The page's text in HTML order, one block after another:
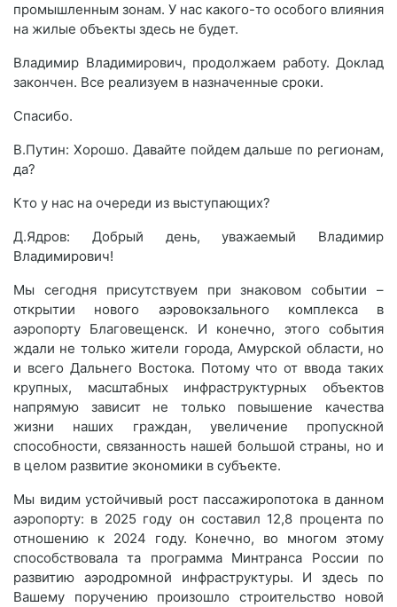
промышленным зонам. У нас какого-то особого влияния
на жилые объекты здесь не будет.
Владимир Владимирович, продолжаем работу. Доклад
закончен. Все реализуем в назначенные сроки.
Спасибо.
В.Путин: Хорошо. Давайте пойдем дальше по регионам,
да?
Кто у нас на очереди из выступающих?
Д.Ядров: Добрый день, уважаемый Владимир
Владимирович!
Мы сегодня присутствуем при знаковом событии –
открытии нового аэровокзального комплекса в
аэропорту Благовещенск. И конечно, этого события
ждали не только жители города, Амурской области, но
и всего Дальнего Востока. Потому что от ввода таких
крупных, масштабных инфраструктурных объектов
напрямую зависит не только повышение качества
жизни наших граждан, увеличение пропускной
способности, связанность нашей большой страны, но и
в целом развитие экономики в субъекте.
Мы видим устойчивый рост пассажиропотока в данном
аэропорту: в 2025 году он составил 12,8 процента по
отношению к 2024 году. Конечно, во многом этому
способствовала та программа Минтранса России по
развитию аэродромной инфраструктуры. И здесь по
Вашему поручению произошло строительство новой